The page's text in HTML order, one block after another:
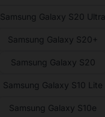
Samsung Galaxy S20 Ultra
Samsung Galaxy S20+
Samsung Galaxy S20
Samsung Galaxy S10 Lite
Samsung Galaxy S10e